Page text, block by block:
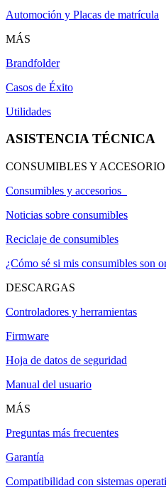
Automoción y Placas de matrícula
MÁS
Brandfolder
Casos de Éxito
Utilidades
ASISTENCIA TÉCNICA
CONSUMIBLES Y
Consumibles y accesorios
Noticias sobre consumibles
Reciclaje de consumibles
¿Cómo sé si mis consumibles son
DESCARGAS
Controladores y herramientas
Firmware
Hoja de datos de seguridad
Manual del usuario
MÁS
Preguntas más frecuentes
Garantía
Compatibilidad con sistemas